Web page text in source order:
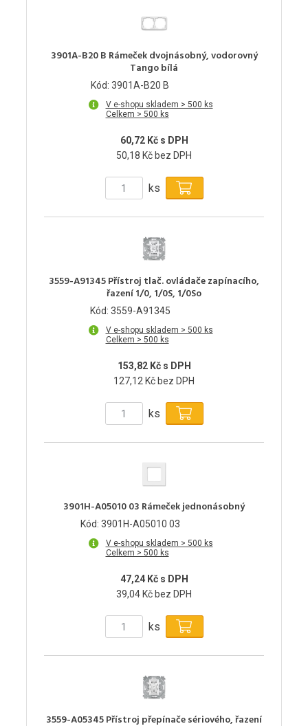
3901A-B20 B Rámeček dvojnásobný, vodorovný
Tango bílá
Kód: 3901A-B20 B
V e-shopu skladem > 500 ks
Celkem > 500 ks
60,72 Kč s DPH
50,18 Kč bez DPH
ks
3559-A91345 Přístroj tlač. ovládače zapínacího,
řazení 1/0, 1/0S, 1/0So
Kód: 3559-A91345
V e-shopu skladem > 500 ks
Celkem > 500 ks
153,82 Kč s DPH
127,12 Kč bez DPH
ks
3901H-A05010 03 Rámeček jednonásobný
Kód: 3901H-A05010 03
V e-shopu skladem > 500 ks
Celkem > 500 ks
47,24 Kč s DPH
39,04 Kč bez DPH
ks
3559-A05345 Přístroj přepínače sériového, řazení